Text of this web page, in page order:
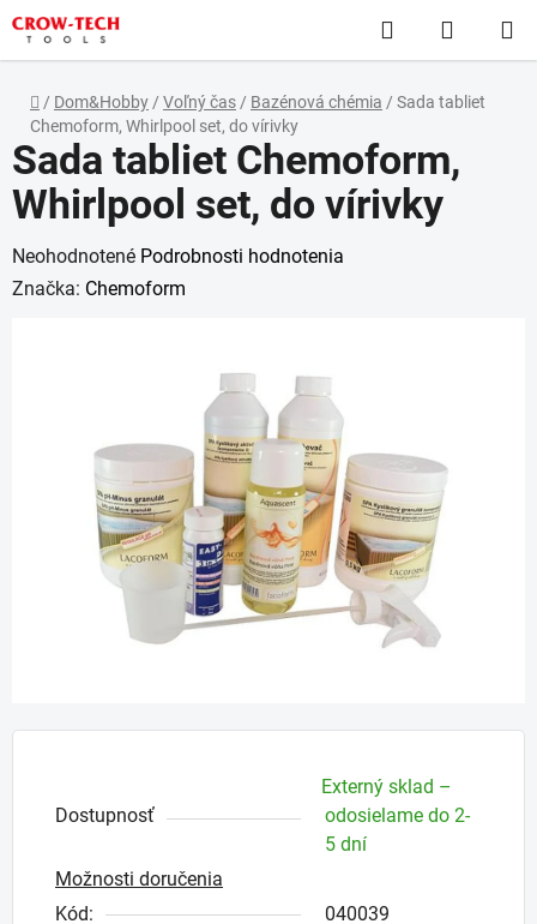
Prejsť
na
obsah
Hľadať
KOŠÍK
Domov
/ Dom&Hobby / Voľný čas / Bazénová chémia / Sada tabliet
Chemoform, Whirlpool set, do vírivky
Dostupnosť
Externý sklad –
odosielame do 2-
5 dní
Možnosti doručenia
Kód:
040039
Sada tabliet Chemoform,
Whirlpool set, do vírivky
Priemerné
hodnotenie
hviezdičiek.
Neohodnotené Podrobnosti hodnotenia
Značka: Chemoform